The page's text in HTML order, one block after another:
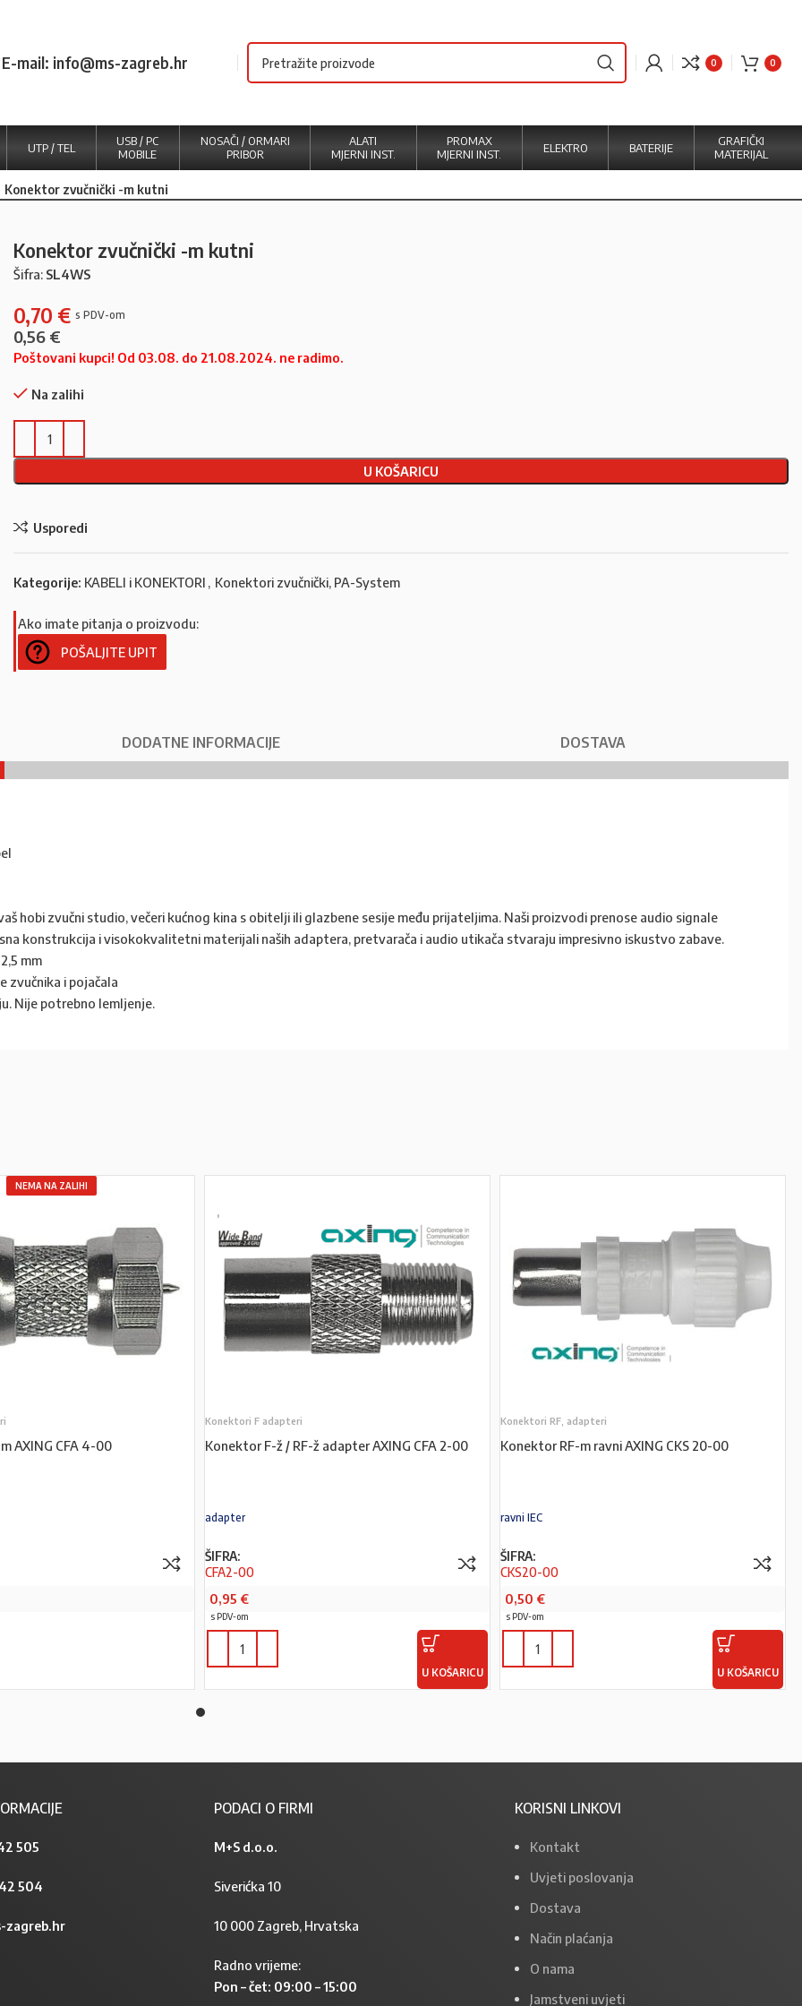
E-mail: info@ms-zagreb.hr 0 0
UTP / TEL
USB / PC
MOBILE
NOSAČI / ORMARI
PRIBOR
ALATI
MJERNI INST.
PROMAX
MJERNI INST.
ELEKTRO BATERIJE
GRAFIČKI
MATERIJAL
Konektor zvučnički -m kutni
Konektor zvučnički -m kutni
Šifra: SL4WS
0,70 €
0,56 €
Poštovani kupci! Od 03.08. do 21.08.2024. ne radimo.
Na zalihi
U KOŠARICU
Usporedi
Kategorije: KABELI i KONEKTORI , Konektori zvučnički, PA-System
Ako imate pitanja o proizvodu:
POŠALJITE UPIT
DODATNE INFORMACIJE DOSTAVA
hobi zvučni studio, večeri kućnog kina s obitelji ili glazbene sesije među prijateljima. Naši proizvodi prenose audio signale
konstrukcija i visokokvalitetni materijali naših adaptera, pretvarača i audio utikača stvaraju impresivno iskustvo zabave.
mm
zvučnika i pojačala
Nije potrebno lemljenje.
NEMA NA ZALIHI
AXING CFA 4-00
Konektori F adapteri
Konektor F-ž / RF-ž adapter AXING CFA 2-00
adapter
ŠIFRA:
CFA2-00
0,95 €
s PDV-om
U KOŠARICU
Konektori RF, adapteri
Konektor RF-m ravni AXING CKS 20-00
ravni IEC
ŠIFRA:
CKS20-00
0,50 €
s PDV-om
U KOŠARICU
505
504
zagreb.hr
PODACI O FIRMI
M+S d.o.o.
Siverićka 10
10 000 Zagreb, Hrvatska
Radno vrijeme:
Pon – čet: 09:00 – 15:00
KORISNI LINKOVI
Kontakt
Uvjeti poslovanja
Dostava
Način plaćanja
O nama
Jamstveni uvjeti